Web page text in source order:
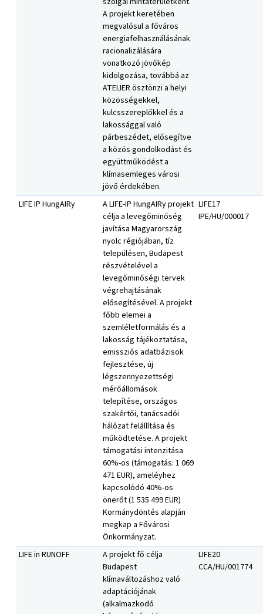
A projekt keretében
megvalósul a főváros
energiafelhasználásának
racionalizálására
vonatkozó jövőkép
kidolgozása, továbbá az
ATELIER ösztönzi a helyi
közösségekkel,
kulcsszereplőkkel és a
lakossággal való
párbeszédet, elősegítve
a közös gondolkodást és
együttműködést a
klímasemleges városi
jövő érdekében.
LIFE IP HungAIRy
A LIFE-IP HungAIRy projekt
célja a levegőminőség
javítása Magyarország
nyolc régiójában, tíz
településen, Budapest
részvételével a
levegőminőségi tervek
végrehajtásának
elősegítésével. A projekt
főbb elemei a
szemléletformálás és a
lakosság tájékoztatása,
emissziós adatbázisok
fejlesztése, új
légszennyezettségi
mérőállomások
telepítése, országos
szakértői, tanácsadói
hálózat felállítása és
működtetése. A projekt
támogatási intenzitása
60%-os (támogatás: 1 069
471 EUR), ameléyhez
kapcsolódó 40%-os
önerőt (1 535 499 EUR)
Kormánydöntés alapján
megkap a Fővárosi
Önkormányzat.
LIFE17
IPE/HU/000017
LIFE in RUNOFF
A projekt fő célja
Budapest
klímaváltozáshoz való
adaptációjának
(alkalmazkodó
LIFE20
CCA/HU/001774